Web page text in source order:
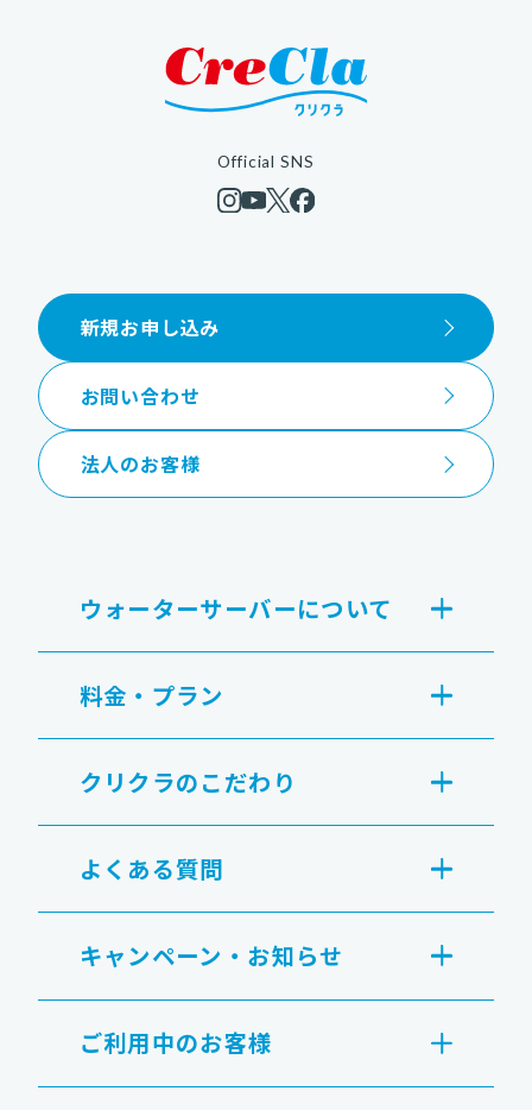
Official SNS
新規お申し込み
お問い合わせ
法人のお客様
ウォーターサーバーについて
料金・プラン
クリクラのこだわり
よくある質問
キャンペーン・お知らせ
ご利用中のお客様